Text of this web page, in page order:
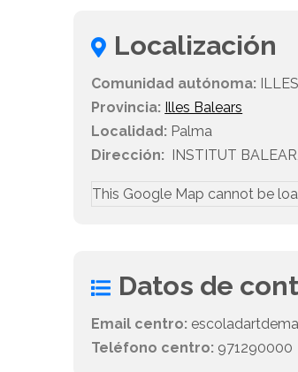
Localización
Comunidad autónoma:
Provincia: Illes Balears
Localidad: Palma
Dirección: INSTITUT
This Google Map cannot be
Datos de
Email centro:
Teléfono centro: 971290000